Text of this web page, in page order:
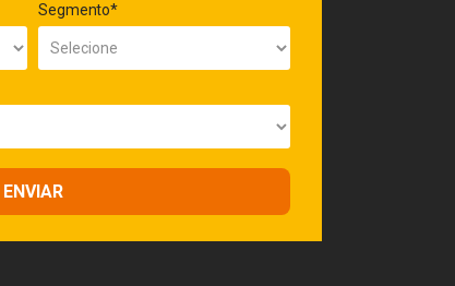
Segmento*
ENVIAR